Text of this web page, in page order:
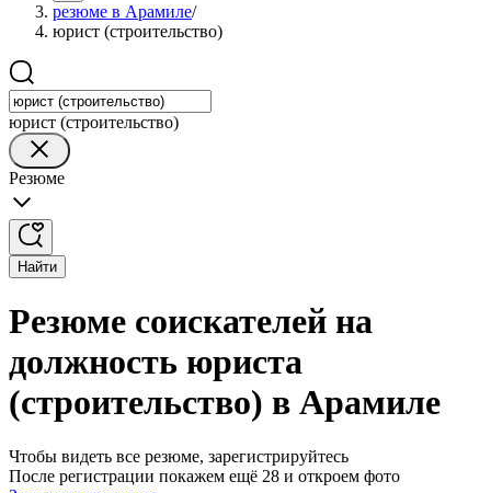
резюме в Арамиле/
юрист (строительство)
юрист (строительство)
Резюме
Найти
Резюме соискателей на
должность юриста
(строительство) в Арамиле
Чтобы видеть все резюме, зарегистрируйтесь
После регистрации покажем ещё 28 и откроем фото